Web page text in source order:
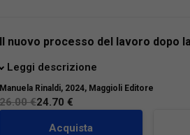
Il nuovo processo del lavoro dopo
Nel presente volume vengono
un’esposizione chiara e semplice,
diritto del lavoro, sostanziale e
le prime applicazioni pratiche delle
dalla Riforma Cartabia (d.lgs. n.
Leggi descrizione
Manuela Rinaldi, 2024, Maggioli Editore
26.00 €24.70 €
Acquista